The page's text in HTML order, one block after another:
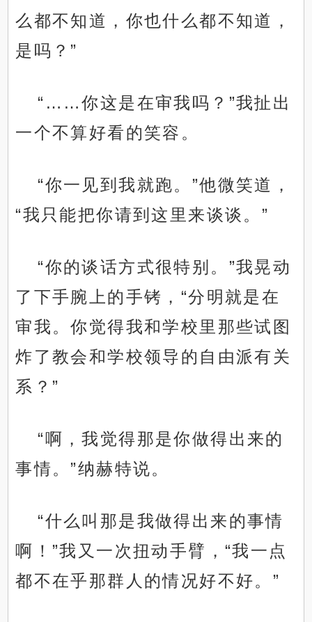
么都不知道，你也什么都不知道，
是吗？”
“……你这是在审我吗？”我扯出
一个不算好看的笑容。
“你一见到我就跑。”他微笑道，
“我只能把你请到这里来谈谈。”
“你的谈话方式很特别。”我晃动
了下手腕上的手铐，“分明就是在
审我。你觉得我和学校里那些试图
炸了教会和学校领导的自由派有关
系？”
“啊，我觉得那是你做得出来的
事情。”纳赫特说。
“什么叫那是我做得出来的事情
啊！”我又一次扭动手臂，“我一点
都不在乎那群人的情况好不好。”